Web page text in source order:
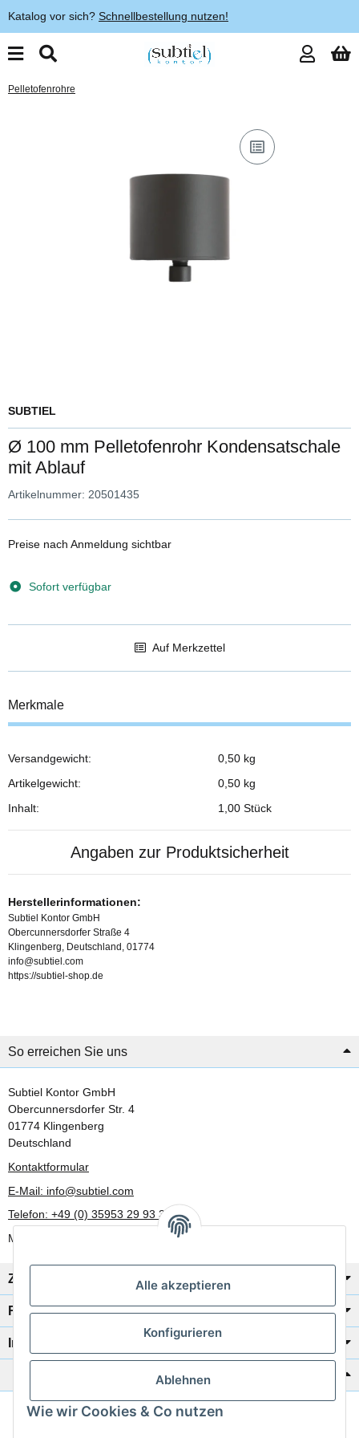
Alle akzeptieren
Konfigurieren
Ablehnen
Wie wir Cookies & Co nutzen
Katalog vor sich? Schnellbestellung nutzen!
Pelletofenrohre
SUBTIEL
Ø 100 mm Pelletofenrohr Kondensatschale
mit Ablauf
Artikelnummer: 20501435
Preise nach Anmeldung sichtbar
Sofort verfügbar
Auf Merkzettel
Merkmale
Produkteigenschaft
Wert
Versandgewicht:
0,50 kg
Artikelgewicht:
0,50 kg
Inhalt:
1,00 Stück
Angaben zur Produktsicherheit
Herstellerinformationen:
Subtiel Kontor GmbH
Obercunnersdorfer Straße 4
Klingenberg, Deutschland, 01774
info@subtiel.com
https://subtiel-shop.de
So erreichen Sie uns
Subtiel Kontor GmbH
Obercunnersdorfer Str. 4
01774 Klingenberg
Deutschland
Kontaktformular
E-Mail: info@subtiel.com
Telefon: +49 (0) 35953 29 93 30
Mo-Fr: 8:00 Uhr - 17:00 Uhr
Zahlung/Versand
Rechtliches
Informationen
Katalog zur Hand?
Zur Schnellbestellung